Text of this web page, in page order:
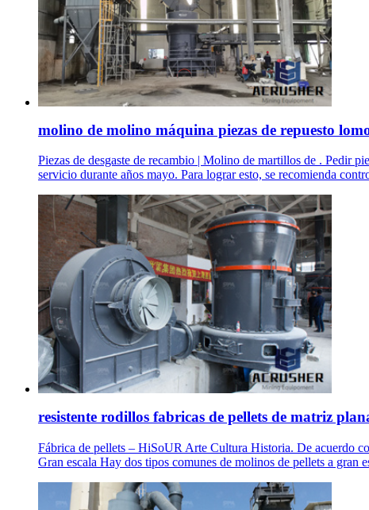
molino de molino máquina piezas de repuesto
Piezas de desgaste de recambio | Molino de martillos de . Pedir
servicio durante años mayo. Para lograr esto, se recomienda
resistente rodillos fabricas de pellets de matriz
Fábrica de pellets – HiSoUR Arte Cultura Historia. De acuerdo
Gran escala Hay dos tipos comunes de molinos de pellets a